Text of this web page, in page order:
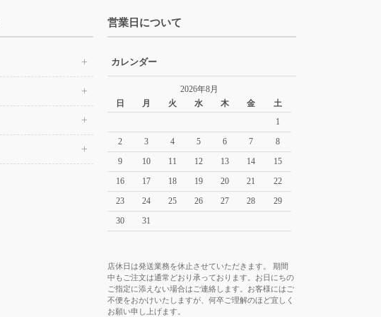
営業日について
カレンダー
2026年8月
日
月 火 水 木 金
土
1
2
3 4 5 6 7
8
9
10 11 12 13 14
15
16
17 18 19 20 21
22
23
24 25 26 27 28
29
30
31
店休日は発送業務を休止させていただきます。 期間
中もご注文は通常どおり承っております。お日にちの
ご指定に添えない場合はご連絡します。お客様にはご
不便をおかけいたしますが、何卒ご理解のほど宜しく
お願い申し上げます。